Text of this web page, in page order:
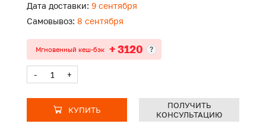
Дата доставки: 9 сентября
Самовывоз: 8 сентября
Мгновенный кеш-бэк + 3120 ?
- +
КУПИТЬ
ПОЛУЧИТЬ
КОНСУЛЬТАЦИЮ